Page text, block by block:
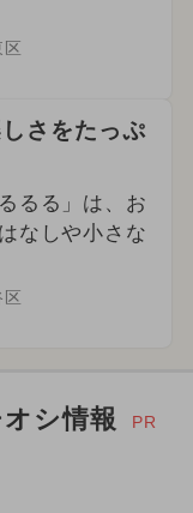
さをたっぷ
るる」は、お
なしや小さな
シ情報 PR